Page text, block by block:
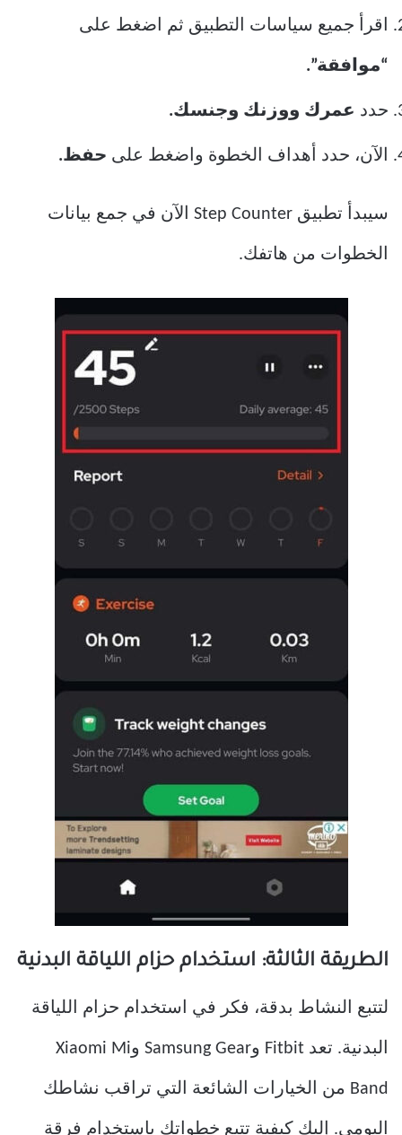
اقرأ جميع سياسات التطبيق ثم اضغط على
“موافقة”.
حدد عمرك ووزنك وجنسك.
الآن، حدد أهداف الخطوة واضغط على حفظ.
سيبدأ تطبيق Step Counter الآن في جمع بيانات
الخطوات من هاتفك.
الطريقة الثالثة: استخدام حزام اللياقة البدنية
لتتبع النشاط بدقة، فكر في استخدام حزام اللياقة
البدنية. تعد Fitbit وSamsung Gear وXiaomi Mi
Band من الخيارات الشائعة التي تراقب نشاطك
اليومي. إليك كيفية تتبع خطواتك باستخدام فرقة